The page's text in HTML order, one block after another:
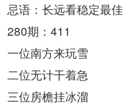
忌语：长远看稳定最佳
280期：411
一位南方来玩雪
二位无计干着急
三位房檐挂冰溜